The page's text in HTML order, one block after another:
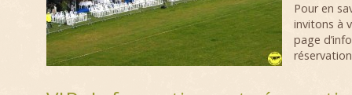
Pour en
invitons à
page